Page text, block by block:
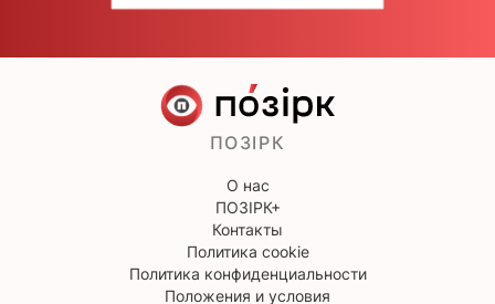
ПОЗІРК
О нас
ПОЗІРК+
Контакты
Политика cookie
Политика конфиденциальности
Положения и условия